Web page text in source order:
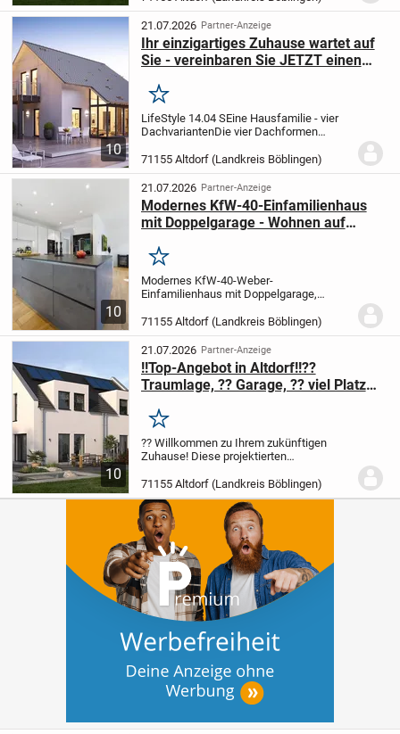
Wünschen gestalten. Mit 7 großzügigen
Zimmern auf...
10
21.07.2026 Partner-Anzeige
Ihr einzigartiges Zuhause wartet auf
Sie - vereinbaren Sie JETZT einen
Merken
LifeStyle 14.04 SEine Hausfamilie - vier
DachvariantenDie vier Dachformen
zeigen dir beispielhaft, was alles möglich
ist bei der individuellen Gestaltung
deines...
71155 Altdorf (Landkreis Böblingen)
10
21.07.2026 Partner-Anzeige
Modernes KfW-40-Einfamilienhaus
mit Doppelgarage - Wohnen auf
Merken
Modernes KfW-40-Weber-
Einfamilienhaus mit Doppelgarage,
Wohnen auf höchstem NiveauDieses
hochwertige Einfamilienhaus aus dem
Jahr 2019 vereint modernes Wohnen,...
71155 Altdorf (Landkreis Böblingen)
10
21.07.2026 Partner-Anzeige
!!Top-Angebot in Altdorf!!??
Traumlage, ?? Garage, ?? viel Platz
Merken
?? Willkommen zu Ihrem zukünftigen
Zuhause! Diese projektierten
nach Ihren Vorstellungen und Wünschen
geplant und umgesetzt. ? Auf 127,49 m²
Wohnfläche über...
71155 Altdorf (Landkreis Böblingen)